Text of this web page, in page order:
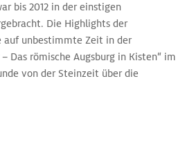
bis 2012 in der einstigen
Die Highlights der
auf unbestimmte Zeit in der
Das römische Augsburg in Kisten“ im
von der Steinzeit über die